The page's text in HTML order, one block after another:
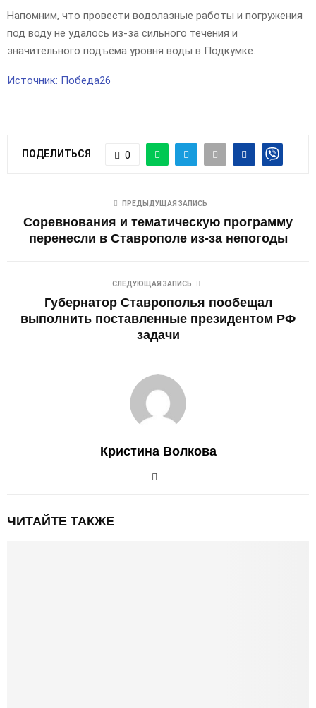
Напомним, что провести водолазные работы и погружения
под воду не удалось из-за сильного течения и
значительного подъёма уровня воды в Подкумке.
Источник: Победа26
ПОДЕЛИТЬСЯ 0
ПРЕДЫДУЩАЯ ЗАПИСЬ
Соревнования и тематическую программу
перенесли в Ставрополе из-за непогоды
СЛЕДУЮЩАЯ ЗАПИСЬ
Губернатор Ставрополья пообещал
выполнить поставленные президентом РФ
задачи
Кристина Волкова
ЧИТАЙТЕ ТАКЖЕ